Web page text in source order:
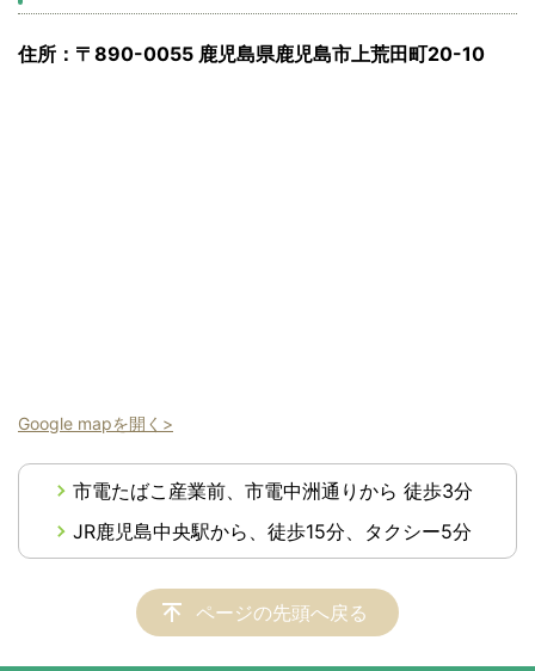
住所：〒890-0055 鹿児島県鹿児島市上荒田町20-10
Google mapを開く>
市電たばこ産業前、市電中洲通りから 徒歩3分
JR鹿児島中央駅から、徒歩15分、タクシー5分
ページの先頭へ戻る